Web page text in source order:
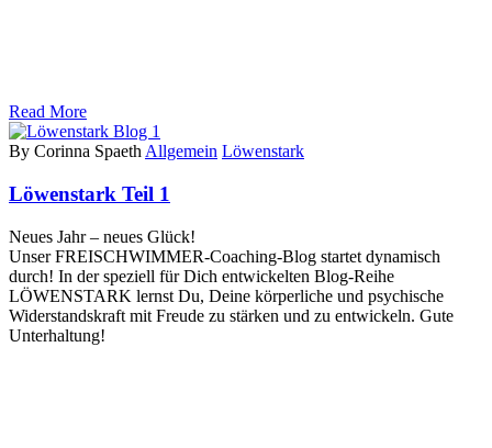
Read More
By Corinna Spaeth Allgemein Löwenstark
Löwenstark Teil 1
Neues Jahr – neues Glück!
Unser FREISCHWIMMER-Coaching-Blog startet dynamisch
durch! In der speziell für Dich entwickelten Blog-Reihe
LÖWENSTARK lernst Du, Deine körperliche und psychische
Widerstandskraft mit Freude zu stärken und zu entwickeln. Gute
Unterhaltung!